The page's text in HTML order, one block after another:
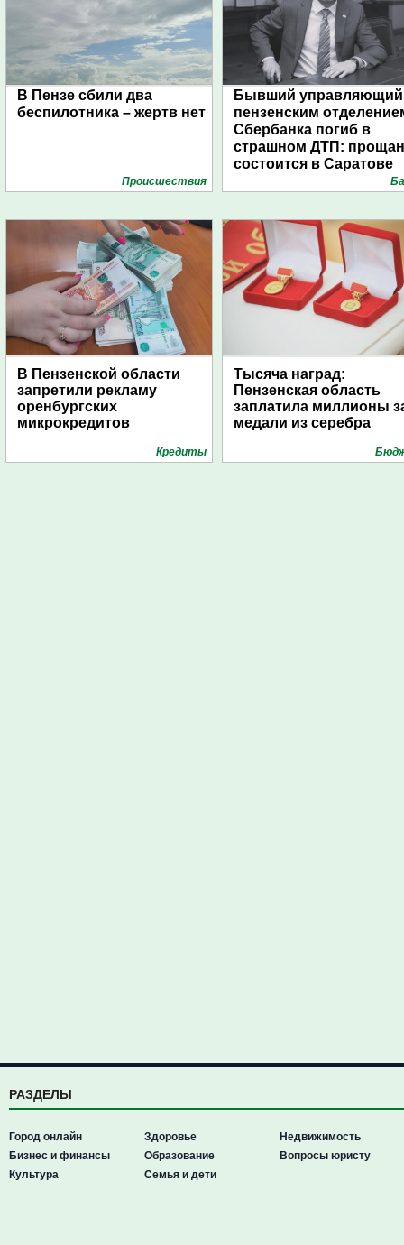
В Пензе сбили два
беспилотника – жертв нет
Проиcшествия
Бывший управляющий
пензенским
Сбербанка погиб в
страшном ДТП:
состоится в Саратове
В Пензенской области
запретили рекламу
оренбургских
микрокредитов
Кредиты
Тысяча наград:
Пензенская область
заплатила миллионы
медали из серебра
РАЗДЕЛЫ
Город онлайн
Бизнес и финансы
Культура
Здоровье
Образование
Семья и дети
Недвижимость
Вопросы юристу